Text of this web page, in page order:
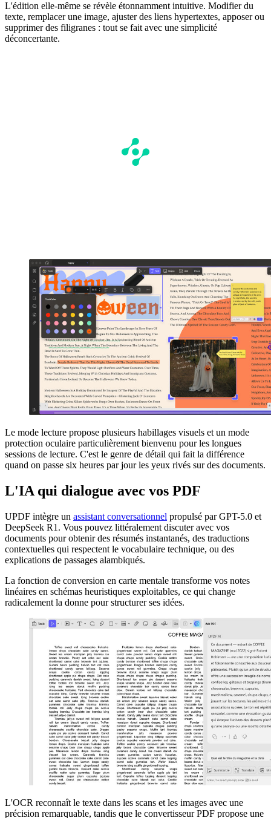
L'édition elle-même se révèle étonnamment intuitive. Modifier du
texte, remplacer une image, ajuster des liens hypertextes, apposer ou
supprimer des filigranes : tout se fait avec une simplicité
déconcertante.
Le mode lecture propose plusieurs habillages visuels et un mode
protection oculaire particulièrement bienvenu pour les longues
sessions de lecture. C'est le genre de détail qui fait la différence
quand on passe six heures par jour les yeux rivés sur des documents.
L'IA qui dialogue avec vos PDF
UPDF intègre un assistant conversationnel propulsé par GPT-5.0 et
DeepSeek R1. Vous pouvez littéralement discuter avec vos
documents pour obtenir des résumés instantanés, des traductions
contextuelles qui respectent le vocabulaire technique, ou des
explications de passages alambiqués.
La fonction de conversion en carte mentale transforme vos notes
linéaires en schémas heuristiques exploitables, ce qui change
radicalement la donne pour structurer ses idées.
L'OCR reconnaît le texte dans les scans et les images avec une
précision remarquable, tandis que le convertisseur PDF propose une